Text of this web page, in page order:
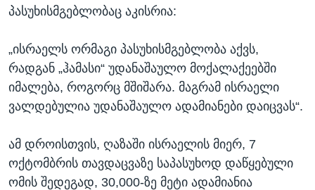
პასუხისმგებლობაც აკისრია:
„ისრაელს ორმაგი პასუხისმგებლობა აქვს,
რადგან „ჰამასი“ უდანაშაულო მოქალაქეებში
იმალება, როგორც მშიშარა. მაგრამ ისრაელი
ვალდებულია უდანაშაულო ადამიანები დაიცვას“.
ამ დროისთვის, ღაზაში ისრაელის მიერ, 7
ოქტომბრის თავდაცვაზე საპასუხოდ დაწყებული
ომის შედეგად, 30,000-ზე მეტი ადამიანია